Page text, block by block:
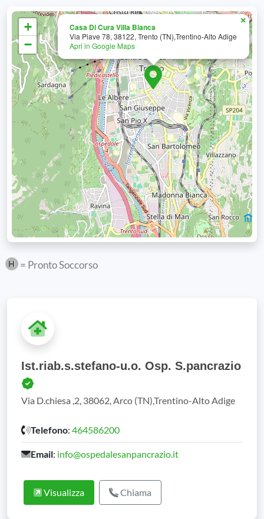
Casa Di Cura Villa Bianca
Via Piave 78, 38122, Trento (TN),Trentino-Alto Adige
Apri in Google Maps
×
+
−
= Pronto Soccorso
Ist.riab.s.stefano-u.o. Osp. S.pancrazio
Via D.chiesa ,2, 38062, Arco (TN),Trentino-Alto Adige
Telefono: 464586200
Email: info@ospedalesanpancrazio.it
Visualizza Chiama